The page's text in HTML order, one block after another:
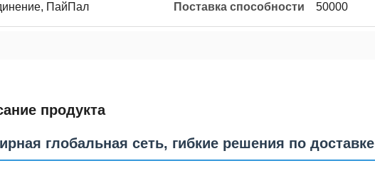
ПайПал Поставка способности 50000
продукта
глобальная сеть, гибкие решения по доставке